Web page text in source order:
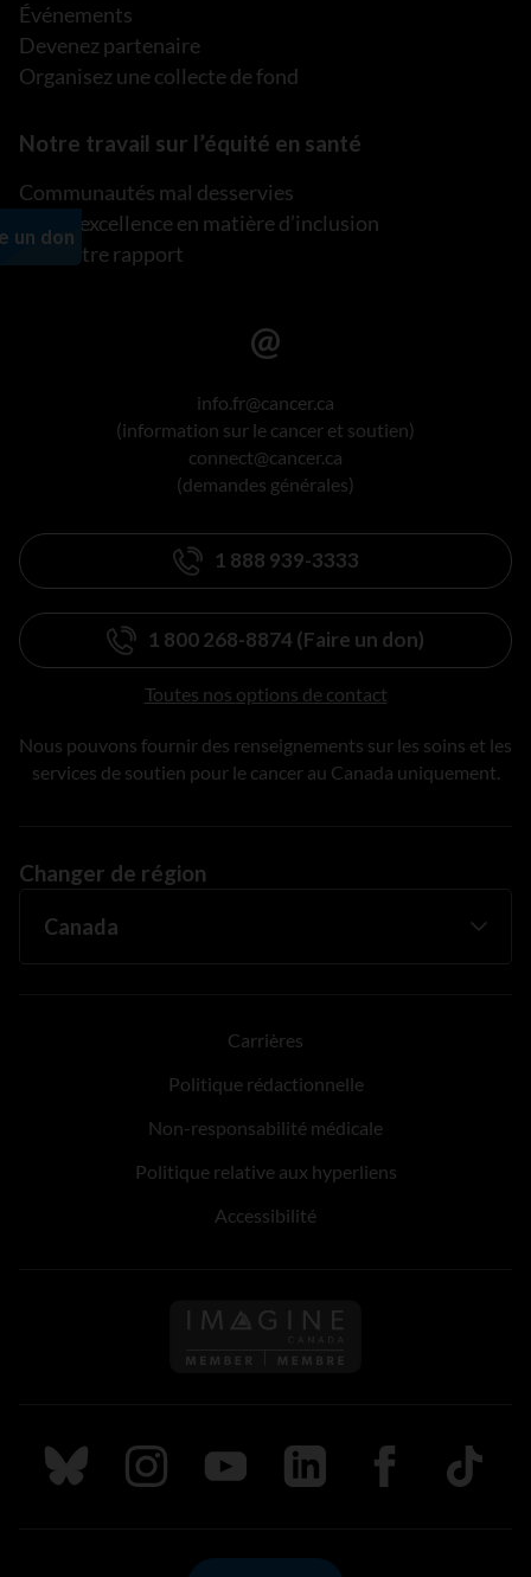
Événements
Devenez partenaire
Organisez une collecte de fond
Notre travail sur l’équité en santé
Communautés mal desservies
Plan d’excellence en matière d’inclusion
Lire notre rapport
info.fr@cancer.ca
(information sur le cancer et soutien)
connect@cancer.ca
(demandes générales)
1 888 939-3333
1 800 268-8874 (Faire un don)
Toutes nos options de contact
Nous pouvons fournir des renseignements sur les soins et les
services de soutien pour le cancer au Canada uniquement.
Changer de région
Carrières
Politique rédactionnelle
Non-responsabilité médicale
Politique relative aux hyperliens
Accessibilité
Suivez nous sur Bluesky
Suivez nous sur Instagram
Suivez nous sur Youtube
Suivez nous sur LinkedIn
Suivez nous sur
TikTok